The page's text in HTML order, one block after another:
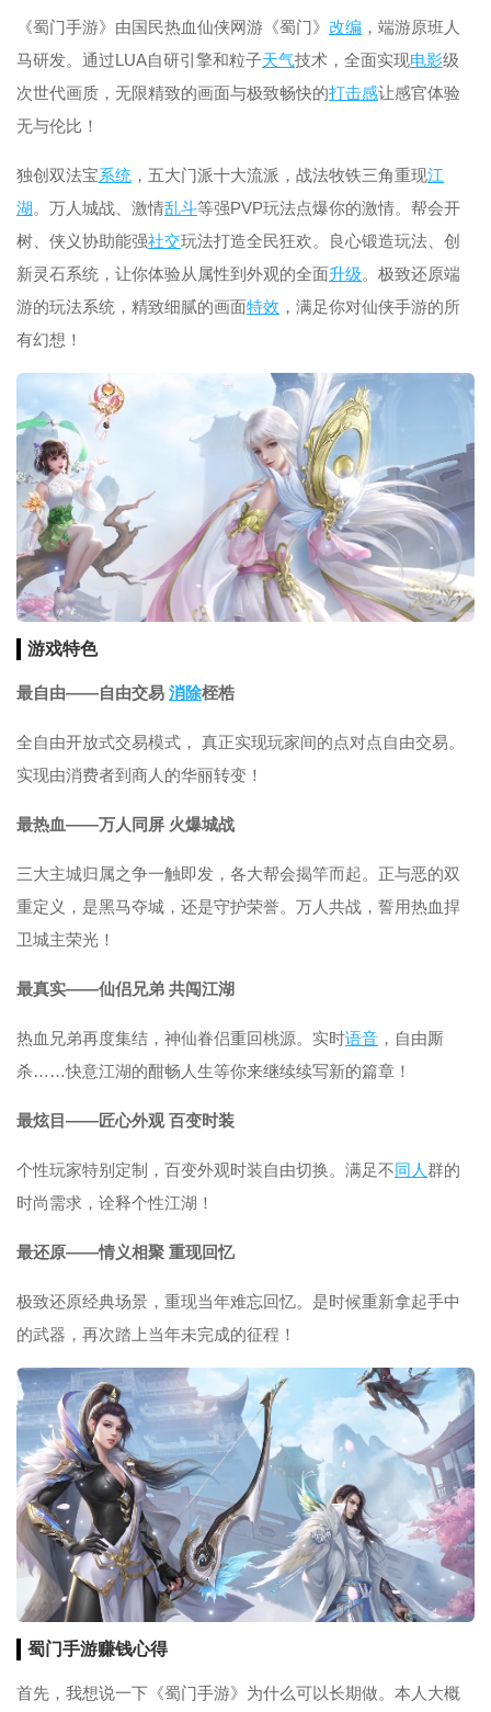
《蜀门手游》由国民热血仙侠网游《蜀门》 改编 ，端游原班人
马研发。通过LUA自研引擎和粒子天气技术，全面实现电影级
次世代画质，无限精致的画面与极致畅快的打击感让感官体验
无与伦比！
独创双法宝系统 ，五大门派十大流派，战法牧铁三角重现江
湖。万人城战、激情乱斗等强PVP玩法点爆你的激情。帮会开
树、侠义协助能强社交玩法打造全民狂欢。良心锻造玩法、创
新灵石系统，让你体验从属性到外观的全面升级。极致还原端
游的玩法系统，精致细腻的画面特效 ，满足你对仙侠手游的所
有幻想！
游戏特色
最自由——自由交易 消除桎梏
全自由开放式交易模式， 真正实现玩家间的点对点自由交易。
实现由消费者到商人的华丽转变！
最热血——万人同屏 火爆城战
三大主城归属之争一触即发，各大帮会揭竿而起。正与恶的双
重定义，是黑马夺城，还是守护荣誉。万人共战，誓用热血捍
卫城主荣光！
最真实——仙侣兄弟 共闯江湖
热血兄弟再度集结，神仙眷侣重回桃源。实时语音 ，自由厮
杀……快意江湖的酣畅人生等你来继续续写新的篇章！
最炫目——匠心外观 百变时装
个性玩家特别定制，百变外观时装自由切换。满足不同人群的
时尚需求，诠释个性江湖！
最还原——情义相聚 重现回忆
极致还原经典场景，重现当年难忘回忆。是时候重新拿起手中
的武器，再次踏上当年未完成的征程！
蜀门手游赚钱心得
首先，我想说一下《蜀门手游》为什么可以长期做。本人大概